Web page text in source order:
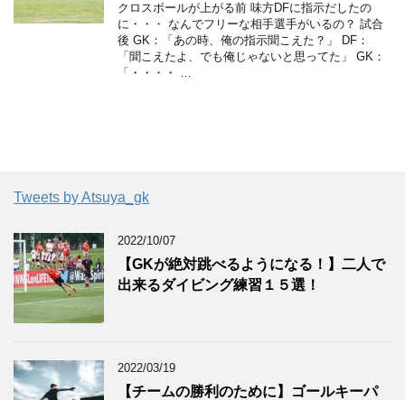
クロスボールが上がる前 味方DFに指示だしたの
に・・・ なんでフリーな相手選手がいるの？ 試合
後 GK：「あの時、俺の指示聞こえた？」 DF：
「聞こえたよ、でも俺じゃないと思ってた」 GK：
「・・・・ …
Tweets by Atsuya_gk
2022/10/07
【GKが絶対跳べるようになる！】二人で
出来るダイビング練習１５選！
2022/03/19
【チームの勝利のために】ゴールキーパ